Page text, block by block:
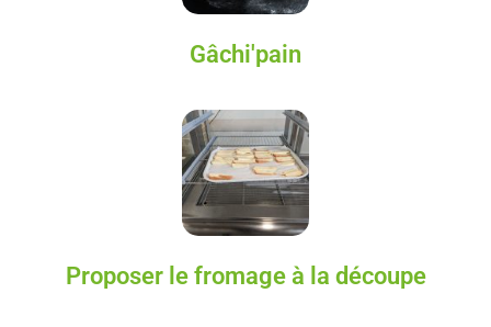
Gâchi'pain
Proposer le fromage à la découpe